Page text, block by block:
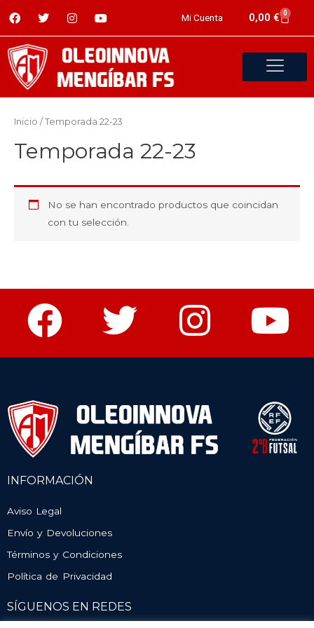
Mi Cuenta 0,00 € 0
Inicio / Temporada 22-23
Temporada 22-23
No se han encontrado productos que coincidan
con tu selección.
INFORMACIÓN
Aviso Legal
Envío y Devoluciones
Términos y Condiciones
Política de Privacidad
SÍGUENOS EN REDES